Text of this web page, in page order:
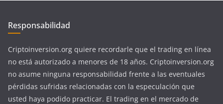
Responsabilidad
Criptoinversion.org quiere recordarle que el trading en línea
no está autorizado a menores de 18 años. Criptoinversion.org
no asume ninguna responsabilidad frente a las eventuales
pérdidas sufridas relacionadas con la especulación que
usted haya podido practicar. El trading en el mercado de